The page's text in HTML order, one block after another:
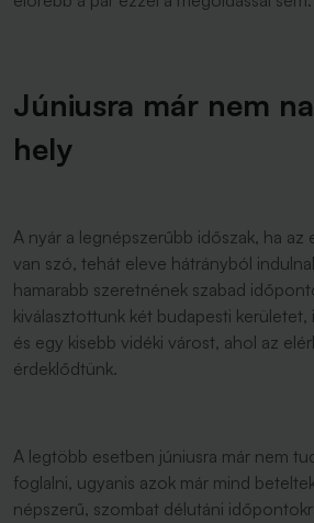
Júniusra már nem
hely
A nyár a legnépszerűbb időszak, ha az
van szó, tehát eleve hátrányból
hamarabb szeretnének szabad
kiválasztottunk két budapesti
és egy kisebb vidéki várost, ahol az
érdeklődtünk.
A legtöbb esetben júniusra már nem
foglalni, ugyanis azok már mind
népszerű, szombat délutáni